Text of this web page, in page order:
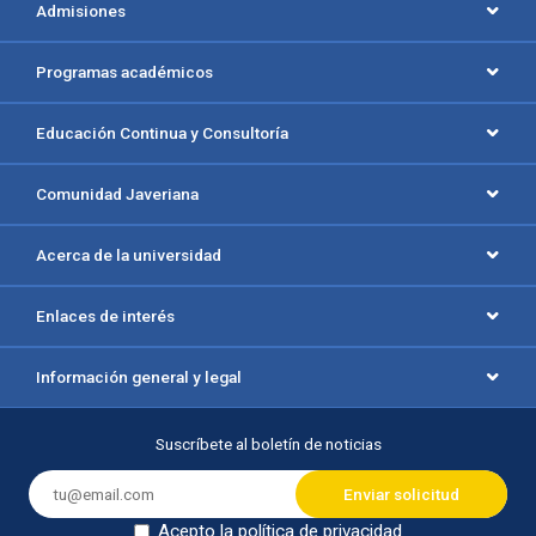
Admisiones
Programas académicos
Educación Continua y Consultoría
Comunidad Javeriana
Acerca de la universidad
Enlaces de interés
Información general y legal
Suscríbete al boletín de noticias
Acepto la política de privacidad